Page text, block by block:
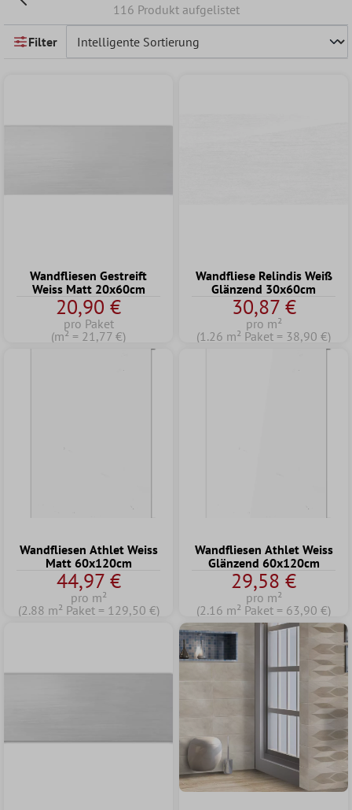
116 Produkt aufgelistet
Filter
Wandfliesen Gestreift
Weiss Matt 20x60cm
20,90 €
pro Paket
(m² = 21,77 €)
Wandfliese Relindis Weiß
Glänzend 30x60cm
30,87 €
pro m²
(1.26 m² Paket = 38,90 €)
Wandfliesen Athlet Weiss
Matt 60x120cm
44,97 €
pro m²
(2.88 m² Paket = 129,50 €)
Wandfliesen Athlet Weiss
Glänzend 60x120cm
29,58 €
pro m²
(2.16 m² Paket = 63,90 €)